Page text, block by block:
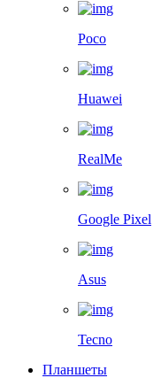
Poco
Huawei
RealMe
Google Pixel
Asus
Tecno
Планшеты